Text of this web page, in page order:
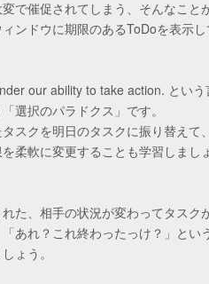
で催促されてしまう、そんなこ
ンドウに期限のあるToDoを表示
our ability to take action. とい
選択のパラドクス」です。
スクを明日のタスクに振り替え
柔軟に変更することも学習しまし
た、相手の状況が変わってタス
あれ？これ終わったっけ？」と
ょう。